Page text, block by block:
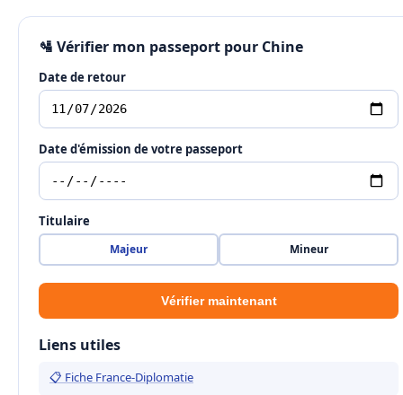
🛂 Vérifier mon passeport pour Chine
Date de retour
Date d'émission de votre passeport
Titulaire
Majeur Mineur
Vérifier maintenant
Liens utiles
📋 Fiche France-Diplomatie